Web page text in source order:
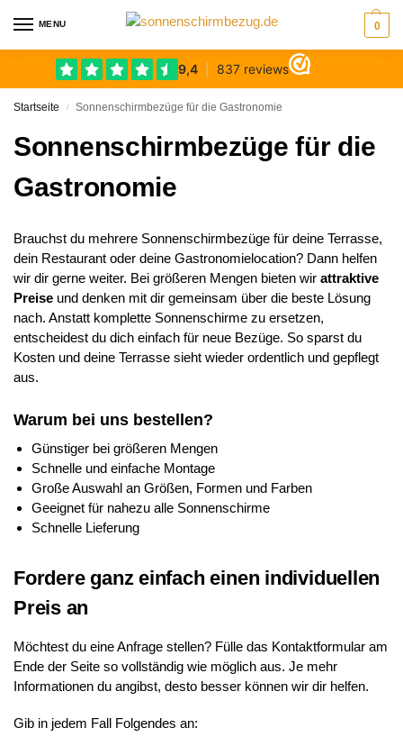
MENU 0
Startseite / Sonnenschirmbezüge für die Gastronomie
Sonnenschirmbezüge für die
Gastronomie
Brauchst du mehrere Sonnenschirmbezüge für deine Terrasse,
dein Restaurant oder deine Gastronomielocation? Dann helfen
wir dir gerne weiter. Bei größeren Mengen bieten wir attraktive
Preise und denken mit dir gemeinsam über die beste Lösung
nach. Anstatt komplette Sonnenschirme zu ersetzen,
entscheidest du dich einfach für neue Bezüge. So sparst du
Kosten und deine Terrasse sieht wieder ordentlich und gepflegt
aus.
Warum bei uns bestellen?
Günstiger bei größeren Mengen
Schnelle und einfache Montage
Große Auswahl an Größen, Formen und Farben
Geeignet für nahezu alle Sonnenschirme
Schnelle Lieferung
Fordere ganz einfach einen individuellen
Preis an
Möchtest du eine Anfrage stellen? Fülle das Kontaktformular am
Ende der Seite so vollständig wie möglich aus. Je mehr
Informationen du angibst, desto besser können wir dir helfen.
Gib in jedem Fall Folgendes an: